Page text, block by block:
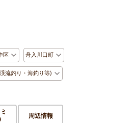
区 舟入川口町
流釣り・海釣り等)
周辺情報